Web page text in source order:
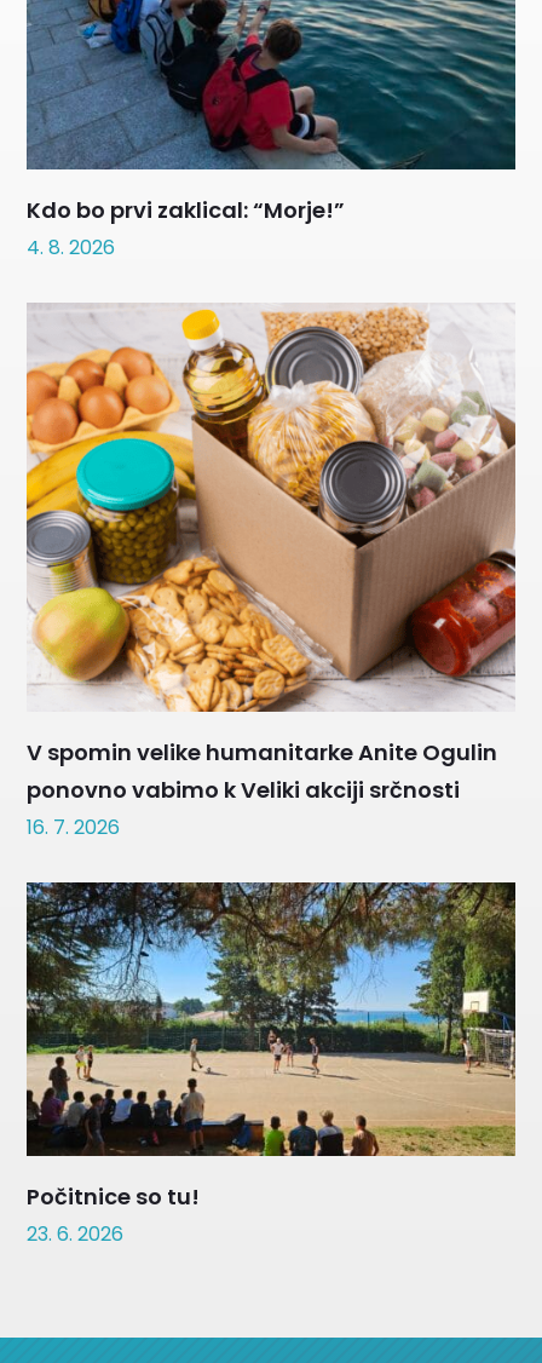
Kdo bo prvi zaklical: “Morje!”
4. 8. 2026
V spomin velike humanitarke Anite Ogulin
ponovno vabimo k Veliki akciji srčnosti
16. 7. 2026
Počitnice so tu!
23. 6. 2026